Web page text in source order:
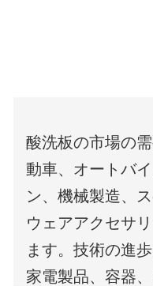
酸洗板の市場の
動車、オートバ
ン、機械製造、
ウェアアクセサ
ます。技術の進
家電製品、容器